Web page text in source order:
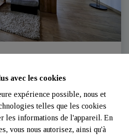
avec les cookies
expérience possible, nous et
telles que les cookies
les informations de l'appareil. En
vous nous autorisez, ainsi qu'à